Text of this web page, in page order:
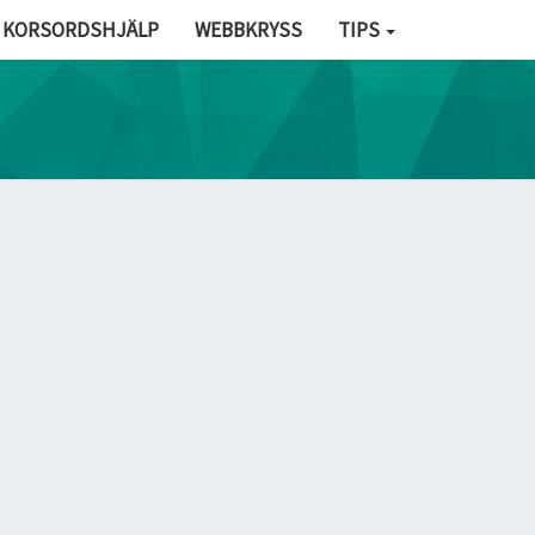
KORSORDSHJÄLP WEBBKRYSS TIPS